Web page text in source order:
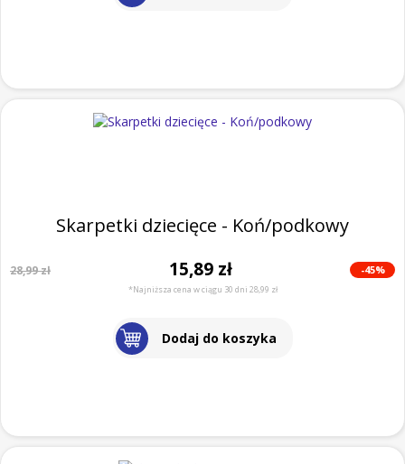
Skarpetki dziecięce - Koń/podkowy
28,99 zł 15,89 zł -45%
*Najniższa cena w ciągu 30 dni 28,99 zł
Dodaj do koszyka